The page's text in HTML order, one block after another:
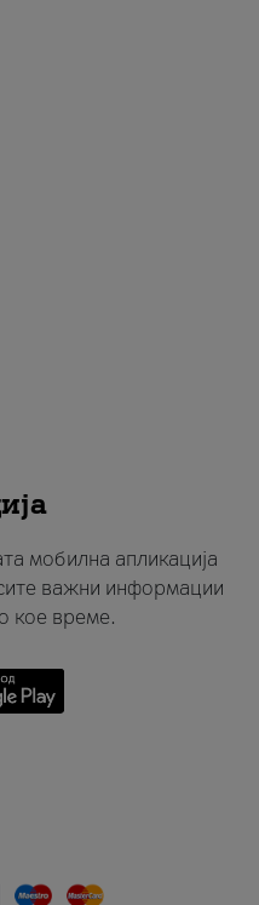
мобилна апликација
важни информации
кое време.